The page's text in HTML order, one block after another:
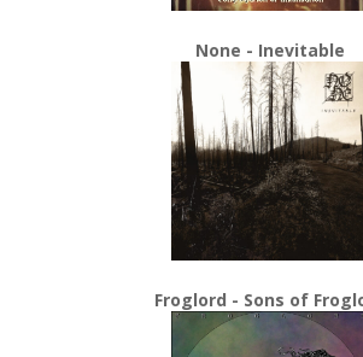
None - Inevitable
Froglord - Sons of